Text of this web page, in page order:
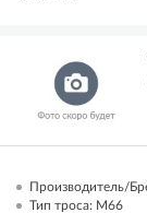
Производитель/
Тип троса: M66